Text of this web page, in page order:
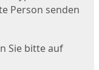
Person senden
Sie bitte auf